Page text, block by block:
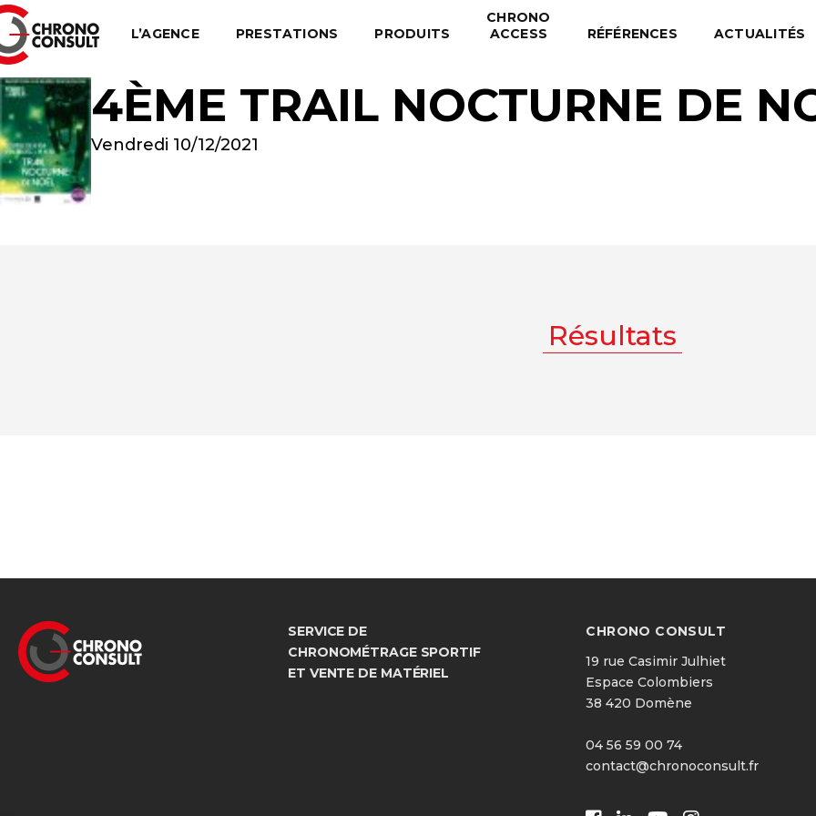
L’AGENCE PRESTATIONS PRODUITS
CHRONO
ACCESS
RÉFÉRENCES ACTUALITÉS
4ÈME TRAIL NOCTURNE DE
Vendredi 10/12/2021
Résultats
SERVICE DE
CHRONOMÉTRAGE SPORTIF
ET VENTE DE MATÉRIEL
CHRONO CONSULT
19 rue Casimir Julhiet
Espace Colombiers
38 420 Domène
04 56 59 00 74
contact@chronoconsult.fr